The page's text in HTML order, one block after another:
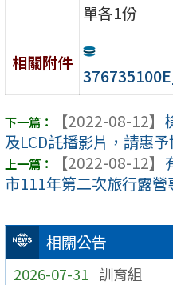
相關公告
2026-07-31 訓育組
單各1份
相關附件
【2022-08-12】
及LCD託播影片，請惠
【2022-08-12】
市111年第二次旅行露營